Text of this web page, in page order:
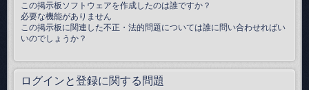
この掲示板ソフトウェアを作成したのは誰ですか？
必要な機能がありません
この掲示板に関連した不正・法的問題については誰に問い合わせればい
いのでしょうか？
ログインと登録に関する問題